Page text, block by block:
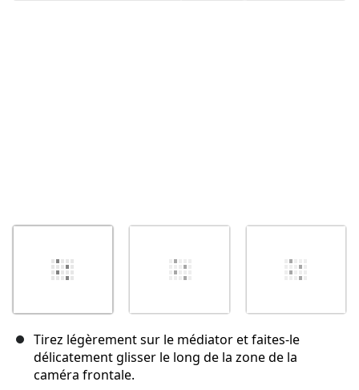
Tirez légèrement sur le médiator et faites-le
délicatement glisser le long de la zone de la
caméra frontale.